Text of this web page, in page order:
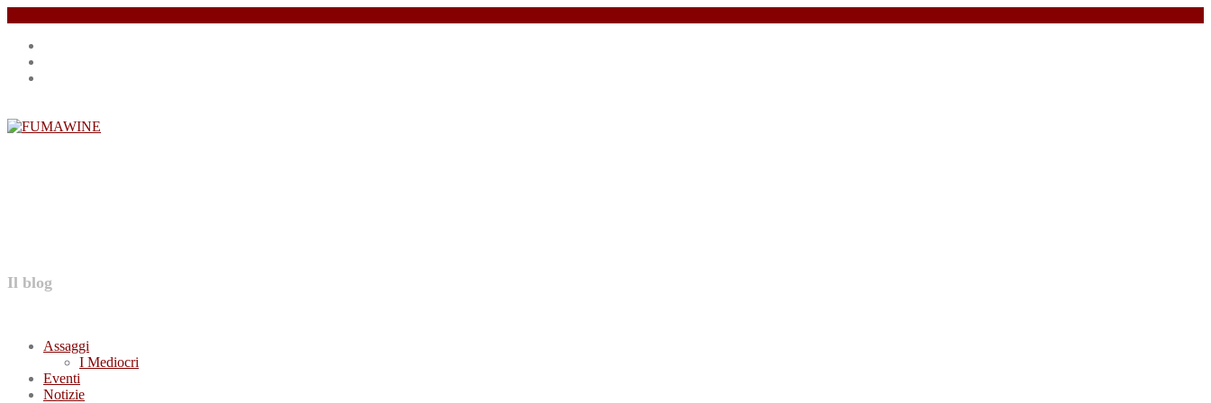
Salta
contenuto
Il blog
Assaggi
I Mediocri
Eventi
Notizie